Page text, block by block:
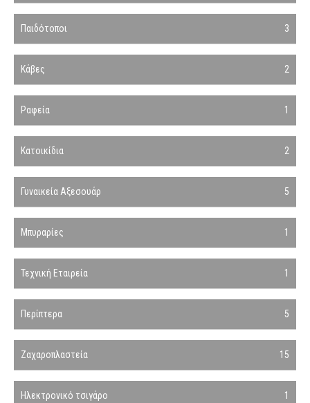
Παιδότοποι 3
Κάβες 2
Ραφεία 1
Κατοικίδια 2
Γυναικεία Αξεσουάρ 5
Μπυραρίες 1
Τεχνική Εταιρεία 1
Περίπτερα 5
Ζαχαροπλαστεία 15
Ηλεκτρονικό τσιγάρο 1